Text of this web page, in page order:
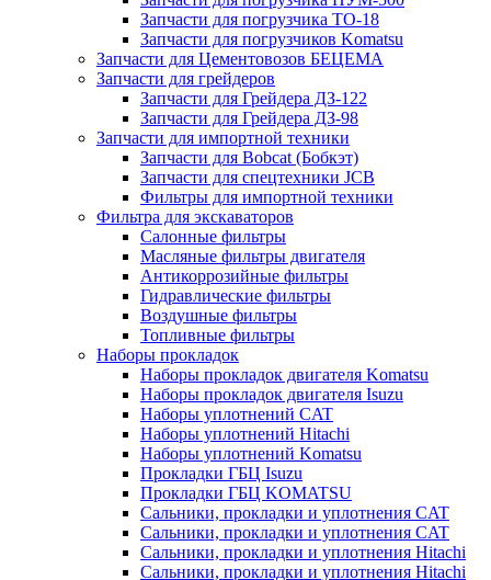
Запчасти для погрузчика ТО-18
Запчасти для погрузчиков Komatsu
Запчасти для Цементовозов БЕЦЕМА
Запчасти для грейдеров
Запчасти для Грейдера ДЗ-122
Запчасти для Грейдера ДЗ-98
Запчасти для импортной техники
Запчасти для Bobcat (Бобкэт)
Запчасти для спецтехники JCB
Фильтры для импортной техники
Фильтра для экскаваторов
Салонные фильтры
Масляные фильтры двигателя
Антикоррозийные фильтры
Гидравлические фильтры
Воздушные фильтры
Топливные фильтры
Наборы прокладок
Наборы прокладок двигателя Komatsu
Наборы прокладок двигателя Isuzu
Наборы уплотнений CAT
Наборы уплотнений Hitachi
Наборы уплотнений Komatsu
Прокладки ГБЦ Isuzu
Прокладки ГБЦ KOMATSU
Сальники, прокладки и уплотнения CAT
Сальники, прокладки и уплотнения CAT
Сальники, прокладки и уплотнения Hitachi
Сальники, прокладки и уплотнения Hitachi